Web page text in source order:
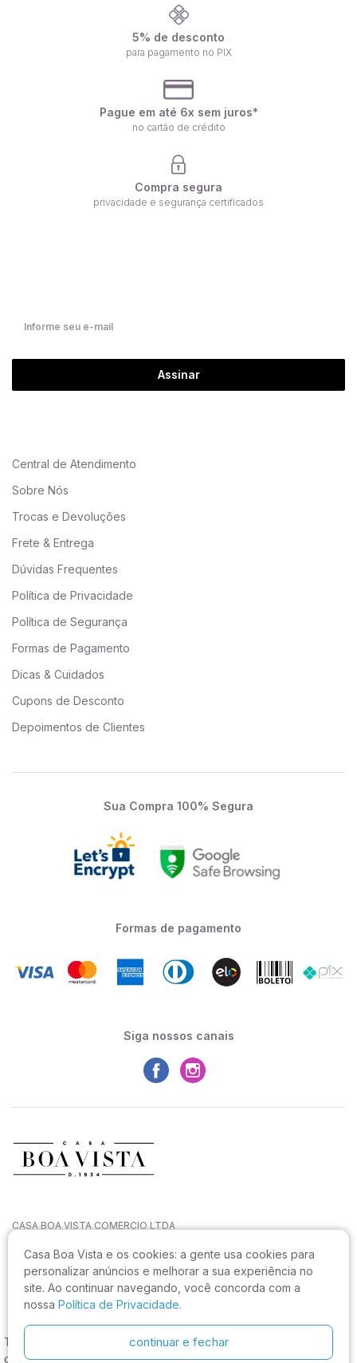
Casa Boa Vista e os cookies: a gente usa cookies para
personalizar anúncios e melhorar a sua experiência no
site. Ao continuar navegando, você concorda com a
nossa Política de Privacidade.
continuar e fechar
5% de desconto
para pagamento no PIX
Pague em até 6x sem juros*
no cartão de crédito
Compra segura
privacidade e segurança certificados
Assinar
CASA BOA VISTA COMERCIO LTDA
Rua João Sampaio da Silva, 144, Capoeiras
CEP: 88090-820, Florianópolis - SC
Não realizamos atendimento neste endereço.
Central de Atendimento
Sobre Nós
Trocas e Devoluções
Frete & Entrega
Dúvidas Frequentes
Política de Privacidade
Política de Segurança
Formas de Pagamento
Dicas & Cuidados
Cupons de Desconto
Depoimentos de Clientes
Sua Compra 100% Segura
Formas de pagamento
Siga nossos canais
Tecido Linho Misto Italiano Marrom Mescla, os melhores preços e
condições, estamos com muitas categorias do site em promoção!